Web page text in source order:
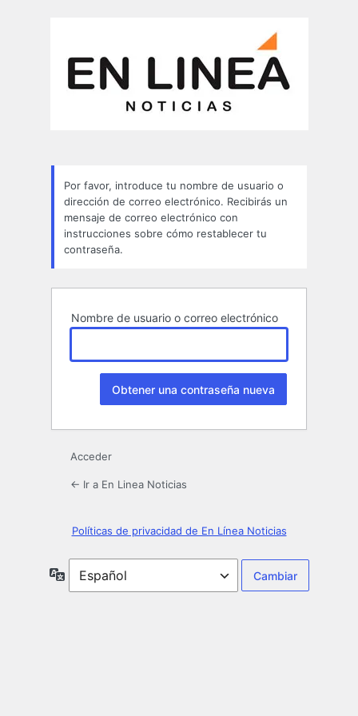
Por favor, introduce tu nombre de usuario o
dirección de correo electrónico. Recibirás un
mensaje de correo electrónico con
instrucciones sobre cómo restablecer tu
contraseña.
Nombre de usuario o correo electrónico
Acceder
← Ir a En Linea Noticias
Políticas de privacidad de En Línea Noticias
Idioma